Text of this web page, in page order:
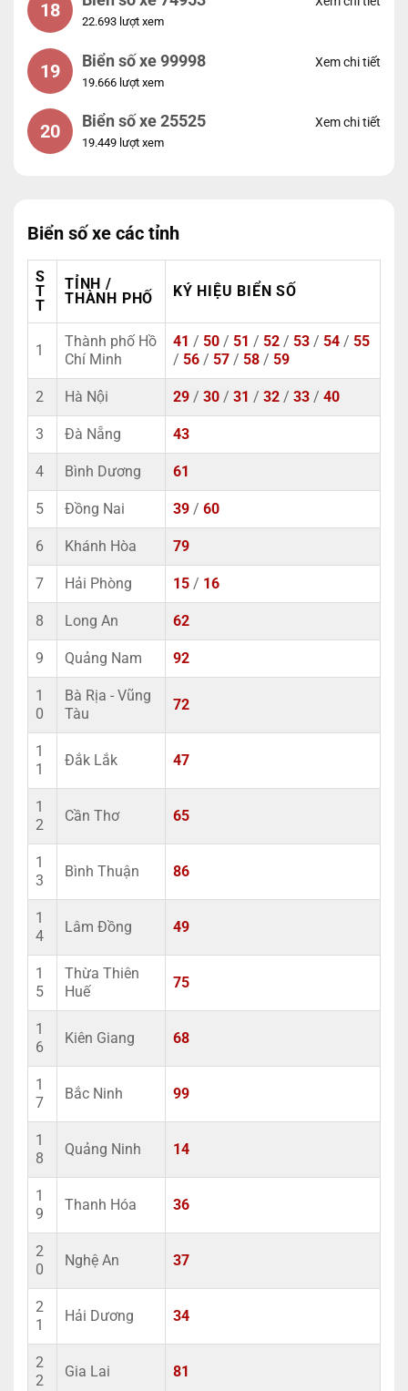
18
22.693 lượt xem
19 Biển số xe 99998
19.666 lượt xem
Xem chi tiết
20 Biển số xe 25525
19.449 lượt xem
Xem chi tiết
Biển số xe các tỉnh
S
T
T
TỈNH /
THÀNH PHỐ
KÝ HIỆU BIỂN SỐ
1
Thành phố Hồ
Chí Minh
41 / 50 / 51 / 52 / 53 / 54 / 55
/ 56 / 57 / 58 / 59
2 Hà Nội 29 / 30 / 31 / 32 / 33 / 40
3 Đà Nẵng 43
4 Bình Dương 61
5 Đồng Nai 39 / 60
6 Khánh Hòa 79
7 Hải Phòng 15 / 16
8 Long An 62
9 Quảng Nam 92
1
0
Bà Rịa - Vũng
Tàu
72
1
1
Đắk Lắk 47
1
2
Cần Thơ 65
1
3
Bình Thuận 86
1
4
Lâm Đồng 49
1
5
Thừa Thiên
Huế
75
1
6
Kiên Giang 68
1
7
Bắc Ninh 99
1
8
Quảng Ninh 14
1
9
Thanh Hóa 36
2
0
Nghệ An 37
2
1
Hải Dương 34
2
2
Gia Lai 81